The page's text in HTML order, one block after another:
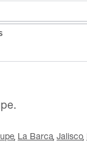
La Barca Jalisco